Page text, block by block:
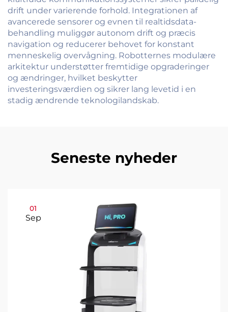
drift under varierende forhold. Integrationen af
avancerede sensorer og evnen til realtidsdata-
behandling muliggør autonom drift og præcis
navigation og reducerer behovet for konstant
menneskelig overvågning. Robotternes modulære
arkitektur understøtter fremtidige opgraderinger
og ændringer, hvilket beskytter
investeringsværdien og sikrer lang levetid i en
stadig ændrende teknologilandskab.
Seneste nyheder
01
Sep